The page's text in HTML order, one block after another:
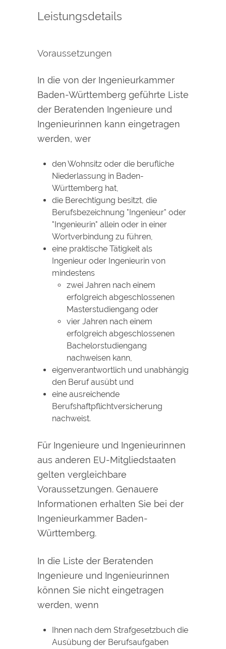
Leistungsdetails
Voraussetzungen
In die von der Ingenieurkammer
Baden-Württemberg geführte Liste
der Beratenden Ingenieure und
Ingenieurinnen kann eingetragen
werden, wer
den Wohnsitz oder die berufliche
Niederlassung in Baden-
Württemberg hat,
die Berechtigung besitzt, die
Berufsbezeichnung "Ingenieur" oder
"Ingenieurin" allein oder in einer
Wortverbindung zu führen,
eine praktische Tätigkeit als
Ingenieur oder Ingenieurin von
mindestens
zwei Jahren nach einem
erfolgreich abgeschlossenen
Masterstudiengang oder
vier Jahren nach einem
erfolgreich abgeschlossenen
Bachelorstudiengang
nachweisen kann,
eigenverantwortlich und unabhängig
den Beruf ausübt und
eine ausreichende
Berufshaftpflichtversicherung
nachweist.
Für Ingenieure und Ingenieurinnen
aus anderen EU-Mitgliedstaaten
gelten vergleichbare
Voraussetzungen. Genauere
Informationen erhalten Sie bei der
Ingenieurkammer Baden-
Württemberg.
In die Liste der Beratenden
Ingenieure und Ingenieurinnen
können Sie nicht eingetragen
werden, wenn
Ihnen nach dem Strafgesetzbuch die
Ausübung der Berufsaufgaben